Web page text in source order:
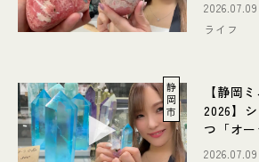
2026.07.09
ライフ
静
岡
市
【静岡
2026】
つ「オ
る
2026.07.09